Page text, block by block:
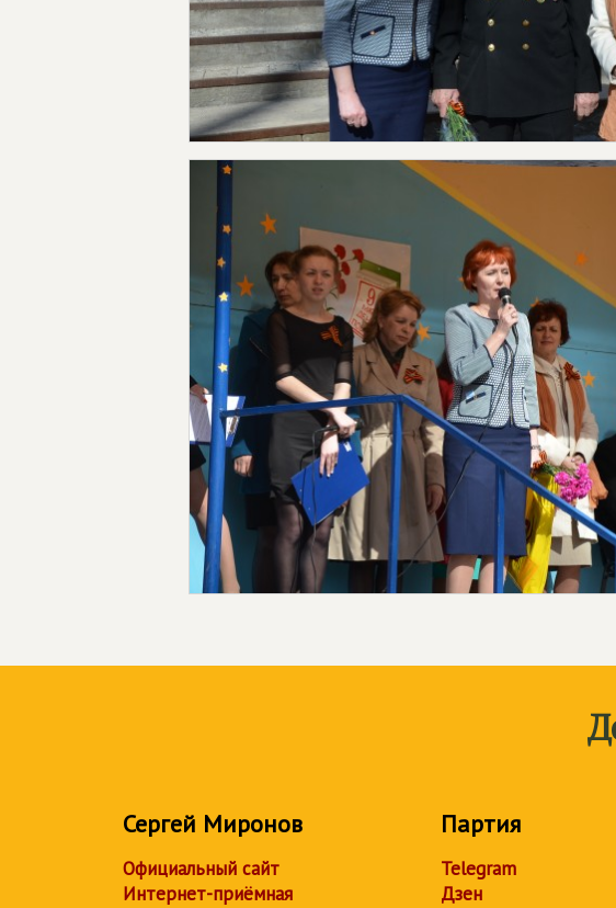
Сергей Миронов
Официальный сайт
Интернет-приёмная
Партия
Telegram
Дзен